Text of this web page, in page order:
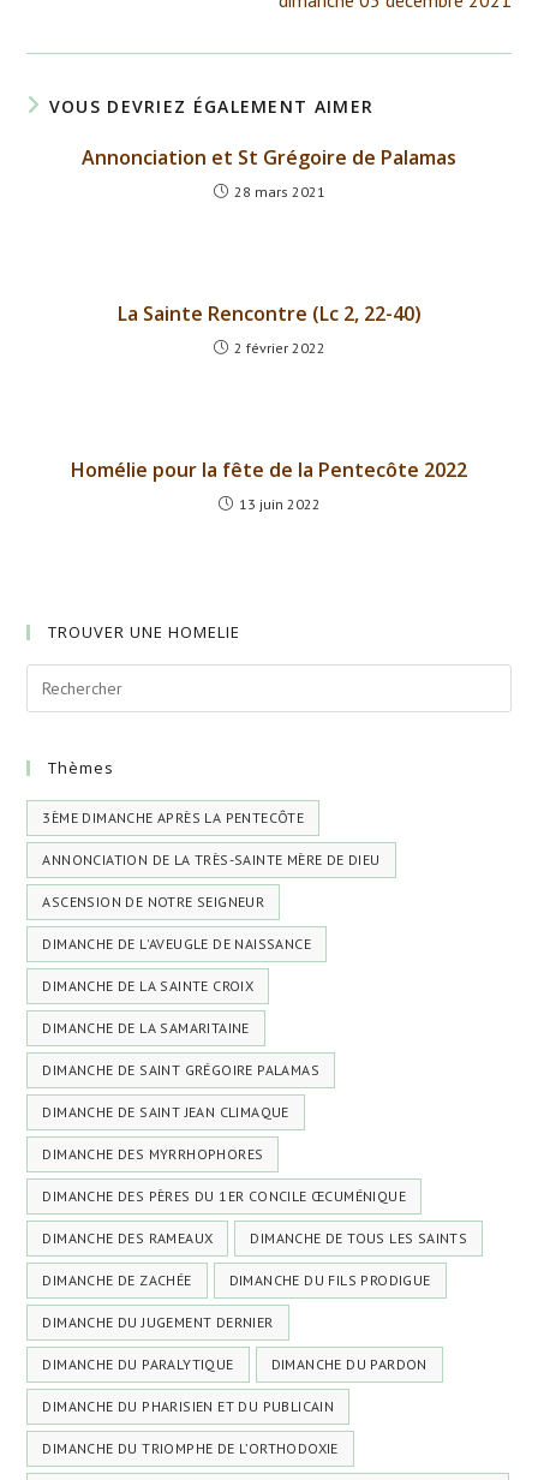
VOUS DEVRIEZ ÉGALEMENT AIMER
Annonciation et St Grégoire de Palamas
28 mars 2021
La Sainte Rencontre (Lc 2, 22-40)
2 février 2022
Homélie pour la fête de la Pentecôte 2022
13 juin 2022
TROUVER UNE HOMELIE
Thèmes
3ÈME DIMANCHE APRÈS LA PENTECÔTE
ANNONCIATION DE LA TRÈS-SAINTE MÈRE DE DIEU
ASCENSION DE NOTRE SEIGNEUR
DIMANCHE DE L'AVEUGLE DE NAISSANCE
DIMANCHE DE LA SAINTE CROIX
DIMANCHE DE LA SAMARITAINE
DIMANCHE DE SAINT GRÉGOIRE PALAMAS
DIMANCHE DE SAINT JEAN CLIMAQUE
DIMANCHE DES MYRRHOPHORES
DIMANCHE DES PÈRES DU 1ER CONCILE ŒCUMÉNIQUE
DIMANCHE DES RAMEAUX DIMANCHE DE TOUS LES SAINTS
DIMANCHE DE ZACHÉE DIMANCHE DU FILS PRODIGUE
DIMANCHE DU JUGEMENT DERNIER
DIMANCHE DU PARALYTIQUE DIMANCHE DU PARDON
DIMANCHE DU PHARISIEN ET DU PUBLICAIN
DIMANCHE DU TRIOMPHE DE L’ORTHODOXIE